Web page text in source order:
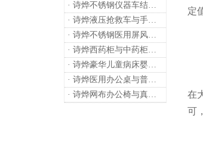
· 诗烨不锈钢仪器车结构详解及应用用途
· 诗烨液压抢救车与手摇抢救车选购指南
· 诗烨不锈钢医用屏风标准款优选四折屏风的核心缘由
· 诗烨西药柜与中药柜的区别及采购选择影响分析
· 诗烨豪华儿童病床婴幼儿功能设计及使用效果
· 诗烨医用办公桌与普通办公桌的区别及医院采购优势
· 诗烨网布办公椅与真皮办公椅优势及选购指南
定
在
可